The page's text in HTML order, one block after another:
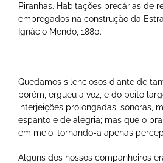
Piranhas. Habitações precárias de
empregados na construção da
Ignácio Mendo, 1880.
Quedamos silenciosos diante de
porém, ergueu a voz, e do peito
interjeições prolongadas, sonoras,
espanto e de alegria; mas que o
em meio, tornando-a apenas
Alguns dos nossos companheiros